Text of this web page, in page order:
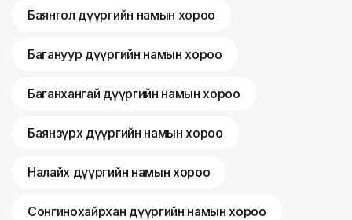
Баянгол дүүргийн намын хороо
Багануур дүүргийн намын хороо
Баганхангай дүүргийн намын хороо
Баянзүрх дүүргийн намын хороо
Налайх дүүргийн намын хороо
Сонгинохайрхан дүүргийн намын хороо